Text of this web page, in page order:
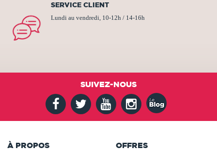
SERVICE CLIENT
Lundi au vendredi, 10-12h / 14-16h
SUIVEZ-NOUS
À PROPOS OFFRES